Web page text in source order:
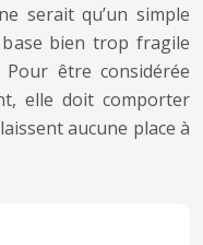
serait qu’un simple
bien trop fragile
être considérée
elle doit comporter
aucune place à